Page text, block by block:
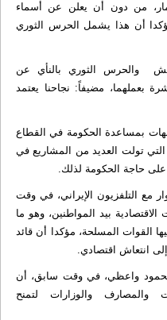
من دون أن يعلن عن أسماء
أن هذا يشمل الحرس الثوري
والحرس الثوري بالنأي عن
بعملهما، مضيفاً: نجاحنا يعتمد
بمساعدة الحكومة في القطاع
التي تولت العديد من المشاريع في
على حاجة الحكومة لذلك.
التلفزيون الإيراني، في وقت
بيد المواطنين، وهو ما
القوات المسلحة، مؤكدا أن قائد
انتعاش اقتصادي.
محمود واعظي، في وقت سابق، أن
والوزارات لتمنح